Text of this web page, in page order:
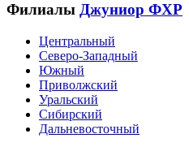
Филиалы Джуниор ФХР
Центральный
Северо-Западный
Южный
Приволжский
Уральский
Сибирский
Дальневосточный